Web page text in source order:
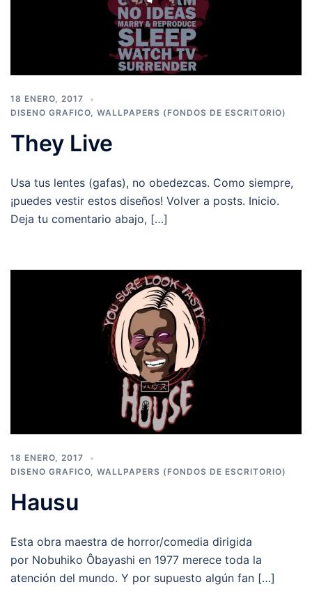
18 ENERO, 2017
DISENO GRAFICO, WALLPAPERS (FONDOS DE ESCRITORIO)
They Live
Usa tus lentes (gafas), no obedezcas. Como siempre,
¡puedes vestir estos diseños! Volver a posts. Inicio.
Deja tu comentario abajo, […]
18 ENERO, 2017
DISENO GRAFICO WALLPAPERS (FONDOS DE ESCRITORIO)
Hausu
Esta obra maestra de horror/comedia dirigida
por Nobuhiko Ôbayashi en 1977 merece toda la
atención del mundo. Y por supuesto algún fan […]